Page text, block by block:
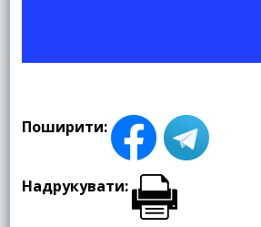
Поширити:
Надрукувати: